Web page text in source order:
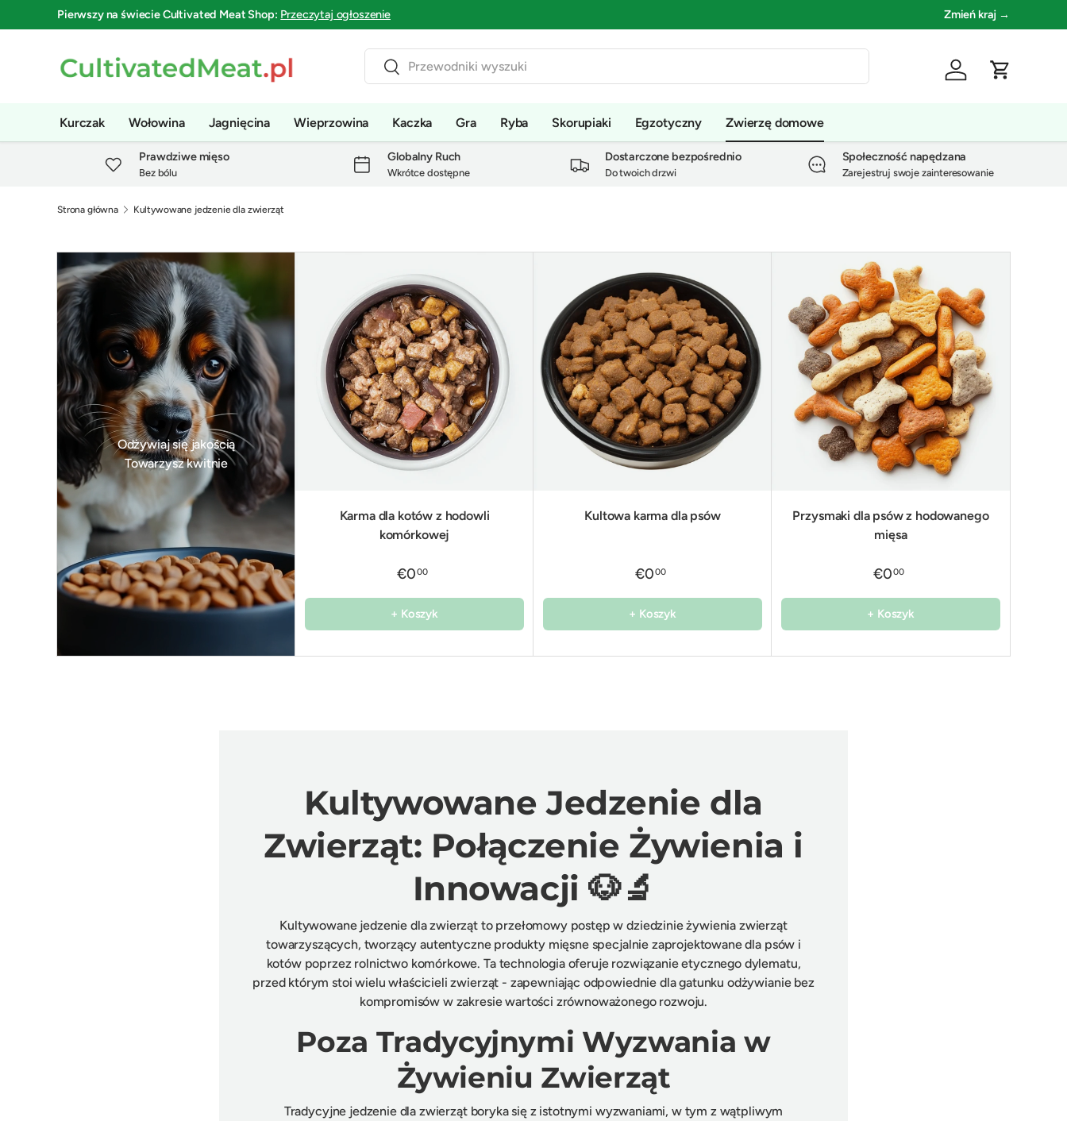
Przejdź do treści
Pierwszy na świecieCultivated Meat Shop: Przeczytaj ogłoszenie Zmień kraj →
Szukaj
Szukaj
Zaloguj sięKoszyk
Kurczak Wołowina Jagnięcina Wieprzowina Kaczka Gra Ryba Skorupiaki Egzotyczny Zwierzę domowe
Prawdziwe mięso
Bez bólu
Globalny Ruch
Wkrótce dostępne
Dostarczone bezpośrednio
Do twoich drzwi
Społeczność napędzana
Zarejestruj swoje zainteresowanie
Strona główna Kultywowane jedzenie dla zwierząt
Odżywiaj się jakością
Towarzysz kwitnie
Karma dla kotów z hodowli
komórkowej
€000
+ Koszyk
Kultowa karma dla psów
€000
+ Koszyk
Przysmaki dla psów z hodowanego
mięsa
€000
+ Koszyk
Kultywowane Jedzenie dla
Zwierząt: Połączenie Żywienia i
Innowacji 🐶🔬
Kultywowane jedzenie dla zwierząt to przełomowy postęp w dziedzinie żywienia zwierząt
towarzyszących, tworzący autentyczne produkty mięsne specjalnie zaprojektowane dla psów i
kotów poprzez rolnictwo komórkowe. Ta technologia oferuje rozwiązanie etycznego dylematu,
przed którym stoi wielu właścicieli zwierząt - zapewniając odpowiednie dla gatunku odżywianie bez
kompromisów w zakresie wartości zrównoważonego rozwoju.
Poza Tradycyjnymi Wyzwania w
Żywieniu Zwierząt
Tradycyjne jedzenie dla zwierząt boryka się z istotnymi wyzwaniami, w tym z wątpliwym